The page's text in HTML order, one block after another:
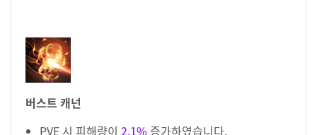
버스트 캐넌
PVE 시 피해량이 2.1% 증가하였습니다.